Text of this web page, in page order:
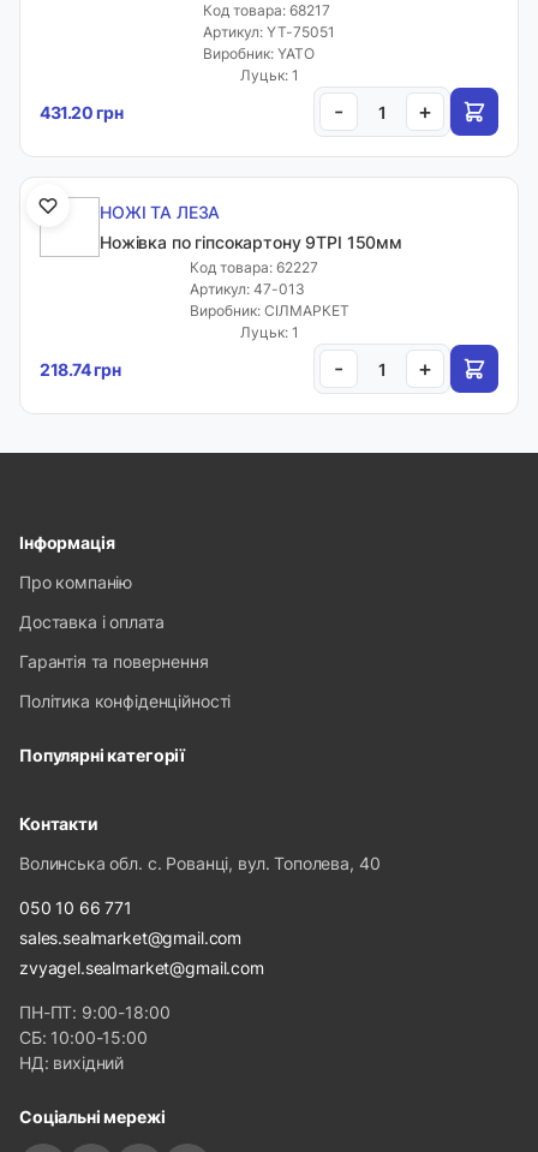
Код товара: 68217
Артикул: YT-75051
Виробник: YATO
Луцьк: 1
431.20 грн - +
НОЖІ ТА ЛЕЗА
Ножівка по гіпсокартону 9TPI 150мм
Код товара: 62227
Артикул: 47-013
Виробник: СІЛМАРКЕТ
Луцьк: 1
218.74 грн - +
Інформація
Про компанію
Доставка і оплата
Гарантія та повернення
Політика конфіденційності
Популярні категорії
Контакти
Волинська обл. с. Рованці, вул. Тополева, 40
050 10 66 771
sales.sealmarket@gmail.com
zvyagel.sealmarket@gmail.com
ПН-ПТ: 9:00-18:00
СБ: 10:00-15:00
НД: вихідний
Соціальні мережі